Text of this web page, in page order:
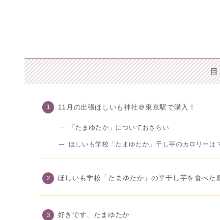
11月の出張ほしいも神社＠東京駅で購入！
「たまゆたか」についておさらい
ほしいも学校「たまゆたか」干し芋のカロリーは
ほしいも学校「たまゆたか」の平干し芋を食べた
好きです、たまゆたか